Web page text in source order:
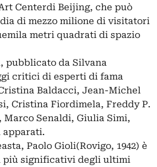
Centerdi Beijing, che può
di mezzo milione di visitatori
metri quadrati di spazio
pubblicato da Silvana
critici di esperti di fama
Baldacci, Jean-Michel
Cristina Fiordimela, Freddy P.
Senaldi, Giulia Simi,
apparati.
Paolo Gioli(Rovigo, 1942) è
significativi degli ultimi